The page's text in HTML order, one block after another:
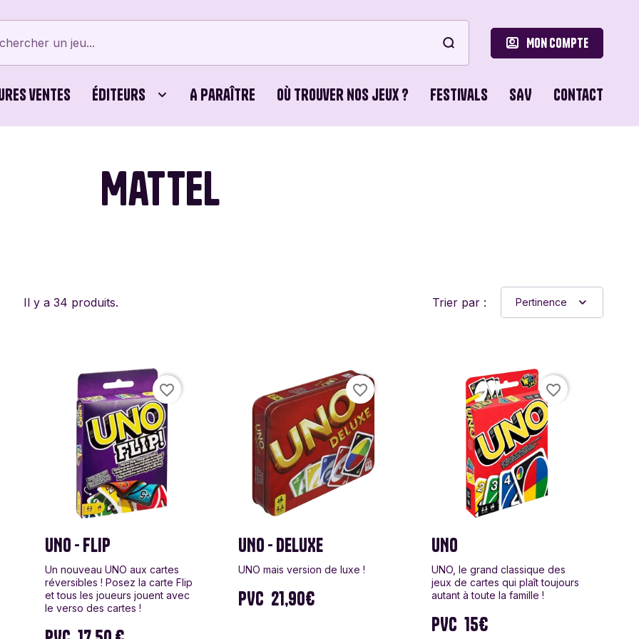
Mon compte
Jeux Familiaux
ventes Éditeurs
Cartamundi
Glass Cannon
Unplugged
Goliath
Hiroken
International team Je suis d'ailleurs Jumbo
L'Espadon
Insouciant
La Bonne Vague Lansay
Ozzak Paladin Phalanx
A paraître Où trouver nos jeux ? Festivals SAV Contact
Mattel
Il y a 34 produits. Trier par : Pertinence
UNO - FLIP
Un nouveau UNO aux cartes
réversibles ! Posez la carte Flip
et tous les joueurs jouent avec
le verso des cartes !
favorite_border
UNO - DELUXE
UNO mais version de luxe !
PVC 21,90€
favorite_border
UNO
UNO, le grand classique des
jeux de cartes qui plaît toujours
autant à toute la famille !
PVC 15€
favorite_border